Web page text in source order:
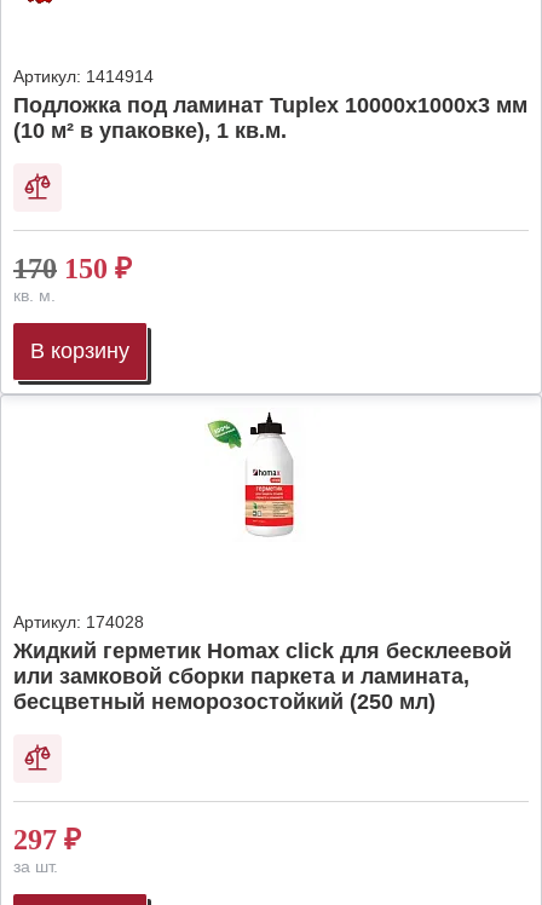
Артикул: 1414914
Подложка под ламинат Tuplex 10000x1000x3 мм
(10 м² в упаковке), 1 кв.м.
170 150 ₽
кв. м.
В корзину
Артикул: 174028
Жидкий герметик Homax click для бесклеевой
или замковой сборки паркета и ламината,
бесцветный неморозостойкий (250 мл)
297 ₽
за шт.